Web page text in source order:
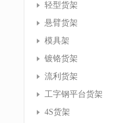
轻型货架
悬臂货架
模具架
镀铬货架
流利货架
工字钢平台货架
4S货架